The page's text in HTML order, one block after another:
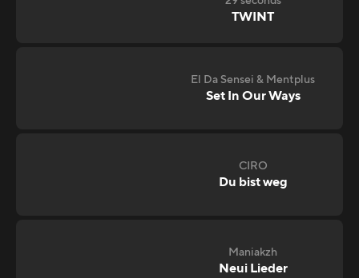
TWINT
El Da Sensei & Mentplus
Set In Our Ways
CIRO
Du bist weg
Maniakzh
Neui Lieder